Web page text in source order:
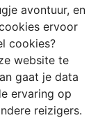
avontuur, en
ervoor
cookies?
website te
gaat je data
ervaring op
reizigers.
en iedereen die
klaar voor een
onontdekte
Je bent hier
dus wel dichter
parel
track gevoel.